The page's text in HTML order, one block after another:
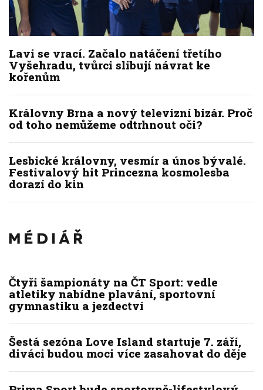
Lavi se vrací. Začalo natáčení třetího
Vyšehradu, tvůrci slibují návrat ke
kořenům
Královny Brna a nový televizní bizár. Proč
od toho nemůžeme odtrhnout oči?
Lesbické královny, vesmír a únos bývalé.
Festivalový hit Princezna kosmolesba
dorazí do kin
Čtyři šampionáty na ČT Sport: vedle
atletiky nabídne plavání, sportovní
gymnastiku a jezdectví
Šestá sezóna Love Island startuje 7. září,
diváci budou moci více zasahovat do děje